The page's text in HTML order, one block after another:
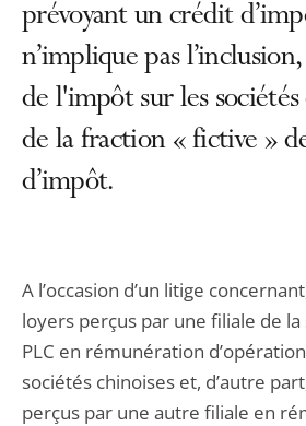
prévoyant un crédit
n’implique pas
de l'impôt sur les
de la fraction « fictive »
d’impôt.
A l’occasion d’un litige
loyers perçus par une filiale de la
PLC en rémunération
sociétés chinoises et, d’autre
perçus par une autre filiale en